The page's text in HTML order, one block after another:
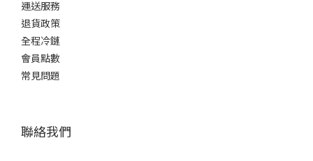
運送服務
退貨政策
全程冷鏈
會員點數
常見問題
聯絡我們